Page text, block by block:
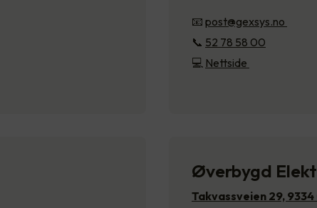
📧 post@gexsys.no
📞 52 78 58 00
💻 Nettside
Øverbygd
Takvassveien 29,